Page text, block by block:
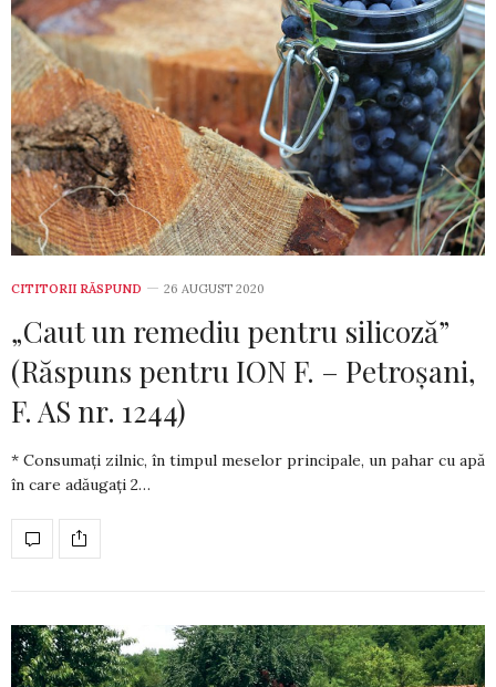
CITITORII RĂSPUND 26 AUGUST 2020
„Caut un remediu pentru silicoză”
(Răspuns pentru ION F. – Petroşani,
F. AS nr. 1244)
* Consumați zilnic, în timpul meselor princi­pa­le, un pa­har cu apă
în care adăugați 2…